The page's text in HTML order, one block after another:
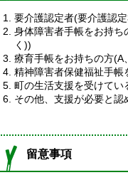
要介護認定者(要介護認
身体障害者手帳をお持
く))
療育手帳をお持ちの方(A
精神障害者保健福祉手帳
町の生活支援を受けてい
その他、支援が必要と
留意事項